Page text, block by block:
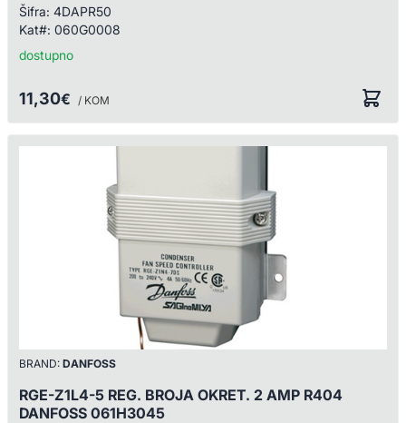
Šifra: 4DAPR50
Kat#: 060G0008
dostupno
11,30€ / KOM
BRAND: DANFOSS
RGE-Z1L4-5 REG. BROJA OKRET. 2 AMP R404
DANFOSS 061H3045